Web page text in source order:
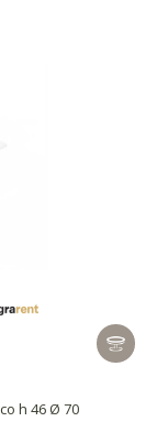
h 46 Ø 70